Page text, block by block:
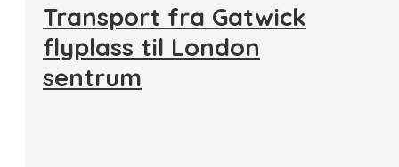
Transport fra Gatwick
flyplass til London
sentrum